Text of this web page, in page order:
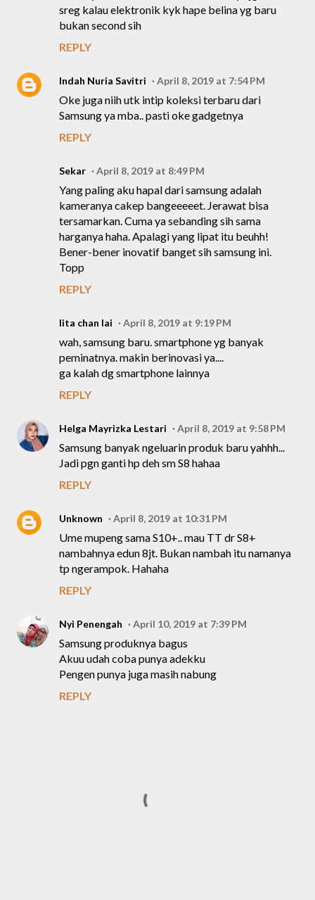
sreg kalau elektronik kyk hape belina yg baru
bukan second sih
REPLY
Indah Nuria Savitri April 8, 2019 at 7:54 PM
Oke juga niih utk intip koleksi terbaru dari
Samsung ya mba.. pasti oke gadgetnya
REPLY
Sekar April 8, 2019 at 8:49 PM
Yang paling aku hapal dari samsung adalah
kameranya cakep bangeeeeet. Jerawat bisa
tersamarkan. Cuma ya sebanding sih sama
harganya haha. Apalagi yang lipat itu beuhh!
Bener-bener inovatif banget sih samsung ini.
Topp
REPLY
lita chan lai April 8, 2019 at 9:19 PM
wah, samsung baru. smartphone yg banyak
peminatnya. makin berinovasi ya....
ga kalah dg smartphone lainnya
REPLY
Helga Mayrizka Lestari April 8, 2019 at 9:58 PM
Samsung banyak ngeluarin produk baru yahhh...
Jadi pgn ganti hp deh sm S8 hahaa
REPLY
Unknown April 8, 2019 at 10:31 PM
Ume mupeng sama S10+.. mau TT dr S8+
nambahnya edun 8jt. Bukan nambah itu namanya
tp ngerampok. Hahaha
REPLY
Nyi Penengah April 10, 2019 at 7:39 PM
Samsung produknya bagus
Akuu udah coba punya adekku
Pengen punya juga masih nabung
REPLY